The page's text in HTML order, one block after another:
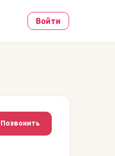
Войти
Позвонить